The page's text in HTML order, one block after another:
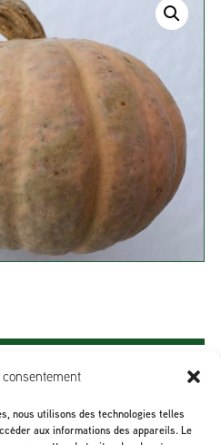
nous utilisons des technologies telles
aux informations des appareils. Le
:0,00$